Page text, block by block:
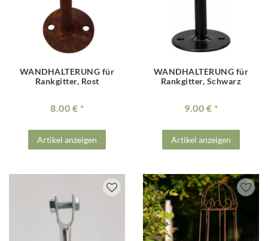
WANDHALTERUNG für
Rankgitter, Rost
8.00 €
Artikel anzeigen
WANDHALTERUNG für
Rankgitter, Schwarz
9.00 €
Artikel anzeigen